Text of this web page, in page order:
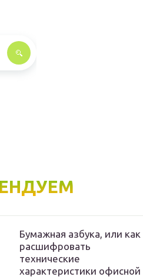
Бумажная азбука, или как
расшифровать
технические
характеристики офисной